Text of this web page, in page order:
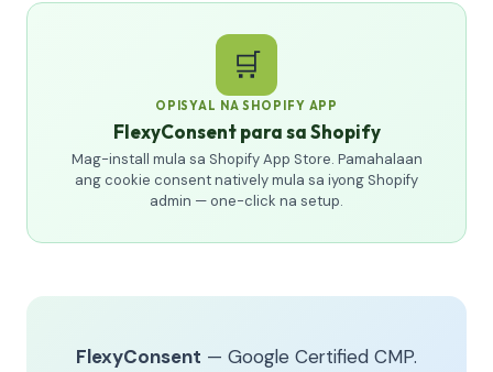
🛒
OPISYAL NA SHOPIFY APP
FlexyConsent para sa Shopify
Mag-install mula sa Shopify App Store. Pamahalaan
ang cookie consent natively mula sa iyong Shopify
admin — one-click na setup.
FlexyConsent — Google Certified CMP.